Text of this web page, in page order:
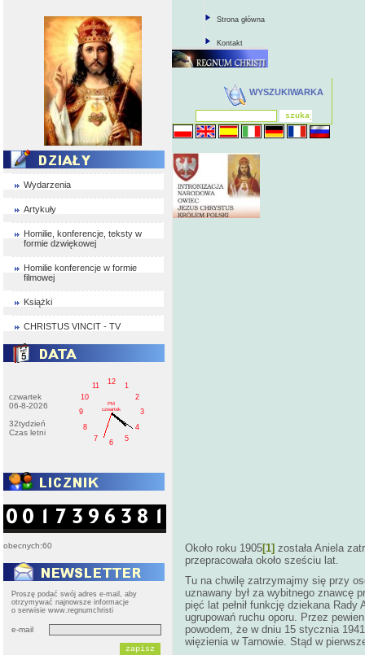
Wydarzenia
Artykuły
Homilie, konferencje, teksty w
formie dzwiękowej
Homilie konferencje w formie
filmowej
Książki
CHRISTUS VINCIT - TV
czwartek
06-8-2026
32tydzień
Czas letni
1
2
3
4
5
6
7
8
9
10
11
12
PM
czwartek
obecnych:60
Proszę podać swój adres e-mail, aby
otrzymywać najnowsze informacje
o serwisie www.regnumchristi
e-mail
Strona główna
Kontakt
WYSZUKIWARKA
Około roku 1905[1] została Aniela
przepracowała około sześciu lat.
Tu na chwilę zatrzymajmy się przy
uznawany był za wybitnego znawcę
pięć lat pełnił funkcję dziekana
ugrupowań ruchu oporu. Przez
powodem, że w dniu 15 stycznia
więzienia w Tarnowie. Stąd w